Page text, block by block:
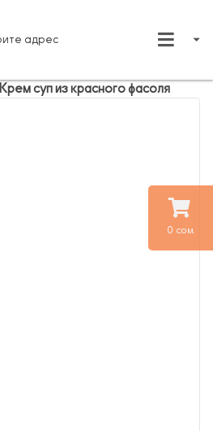
0 сом.
адрес
Крем суп из красного фасоля